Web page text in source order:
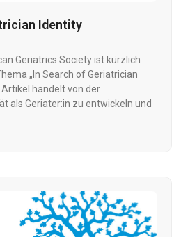
Identity
Geriatrics Society ist kürzlich
„In Search of Geriatrician
Artikel handelt von der
als Geriater:in zu entwickeln und